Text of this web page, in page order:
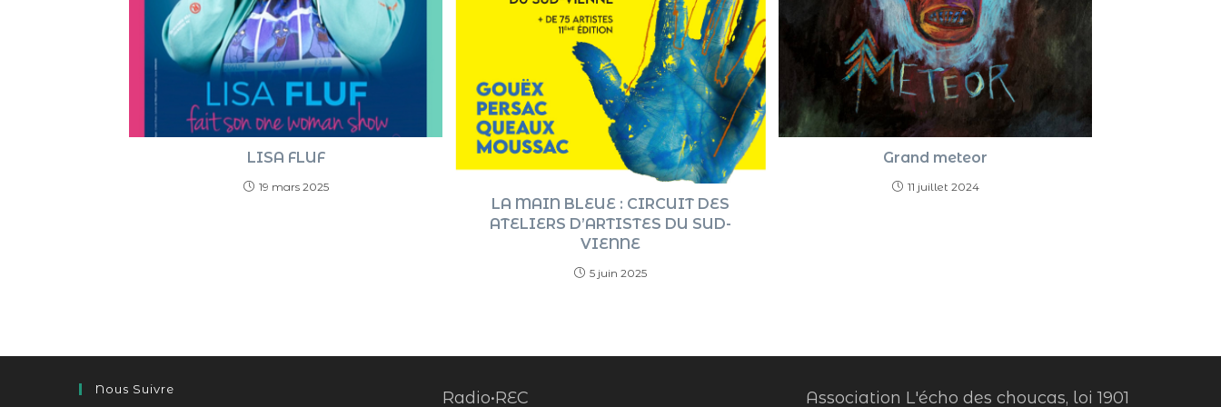
LISA FLUF
19 mars 2025
LA MAIN BLEUE : CIRCUIT DES
ATELIERS D’ARTISTES DU SUD-
VIENNE
5 juin 2025
Grand meteor
11 juillet 2024
Nous Suivre Radio•REC Association L'écho des choucas, loi 1901